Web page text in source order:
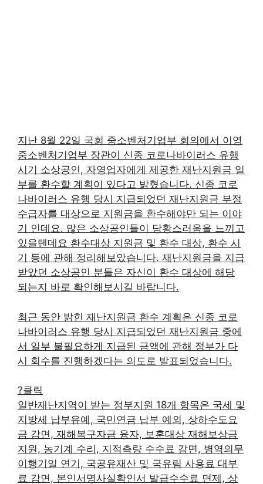
지난 8월 22일 국회 중소벤처기업부 회의에서 이영
중소벤처기업부 장관이 신종 코로나바이러스 유행
시기 소상공인, 자영업자에게 제공한 재난지원금 일
부를 환수할 계획이 있다고 밝혔습니다. 신종 코로
나바이러스 유행 당시 지급되었던 재난지원금 부정
수급자를 대상으로 지원금을 환수해야만 되는 이야
기 인데요. 많은 소상공인들이 당황스러움을 느끼고
있을텐데요 환수대상 지원금 및 환수 대상, 환수 시
기 등에 관해 정리해보았습니다. 재난지원금을 지급
받았던 소상공인 분들은 자신이 환수 대상에 해당
되는지 바로 확인해보시길 바랍니다.
최근 동안 밝힌 재난지원금 환수 계획은 신종 코로
나바이러스 유행 당시 지급되었던 재난지원금 중에
서 일부 불필요하게 지급된 금액에 관해 정부가 다
시 회수를 진행하겠다는 의도로 발표되었습니다.
?클릭
일반재난지역이 받는 정부지원 18개 항목은 국세 및
지방세 납부유예, 국민연금 납부 예외, 상하수도요
금 감면, 재해복구자금 융자, 보훈대상 재해보상금
지원, 농기계 수리, 지적측량 수수료 감면, 병역의무
이행기일 연기, 국공유재산 및 국유림 사용료 대부
료 감면, 본인서명사실확인서 발급수수료 면제, 상